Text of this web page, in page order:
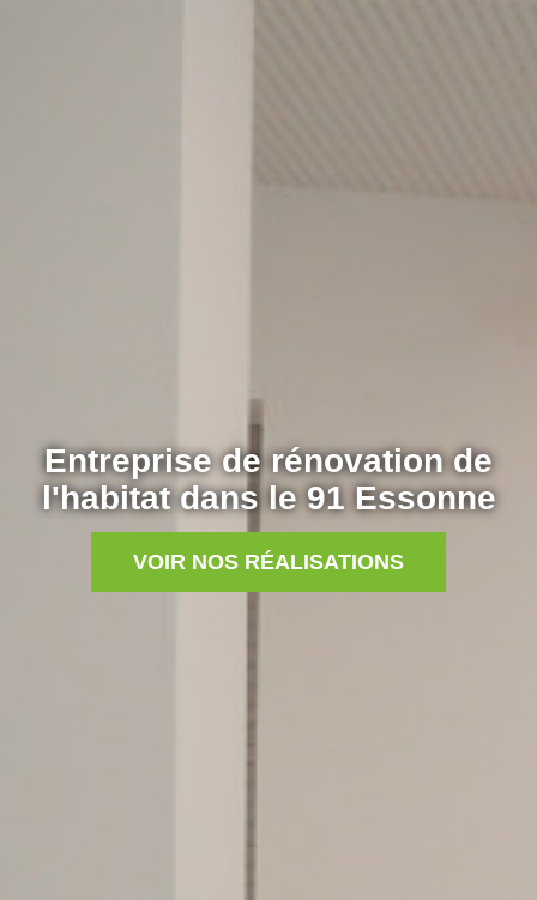
Entreprise de rénovation de
l'habitat dans le 91 Essonne
VOIR NOS RÉALISATIONS